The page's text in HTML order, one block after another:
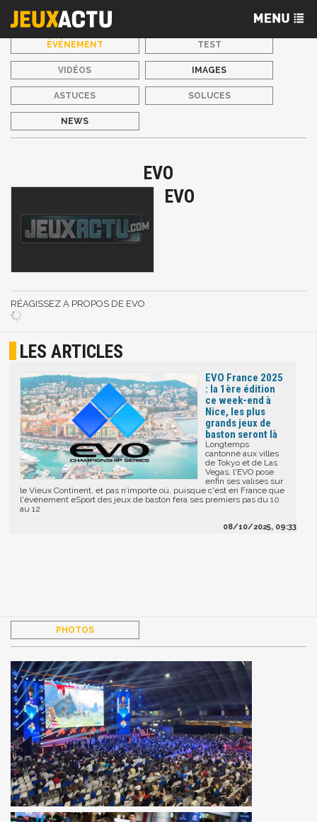
ÉVÉNEMENT TEST
VIDÉOS IMAGES
ASTUCES SOLUCES
NEWS
EVO
EVO
RÉAGISSEZ A PROPOS DE EVO
LES ARTICLES
EVO France 2025
: la 1ère édition
ce week-end à
Nice, les plus
grands jeux de
baston seront là
Longtemps
cantonné aux villes
de Tokyo et de Las
Vegas, l'EVO pose
enfin ses valises sur
le Vieux Continent, et pas n’importe où, puisque c'est en France que
l'événement eSport des jeux de baston fera ses premiers pas du 10
au 12
08/10/2025, 09:33
PHOTOS